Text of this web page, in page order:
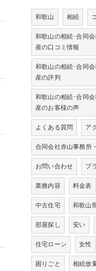
和歌山 相続
和歌山の相続･合同
産の口コミ情報
和歌山の相続･合同
産の評判
和歌山の相続･合同
産のお客様の声
よくある質問
ア
合同会社赤山事務所
お問い合わせ
プ
業務内容
料金表
中古住宅
和歌山
部屋探し
安い
住宅ローン
女性
困りごと
相続放